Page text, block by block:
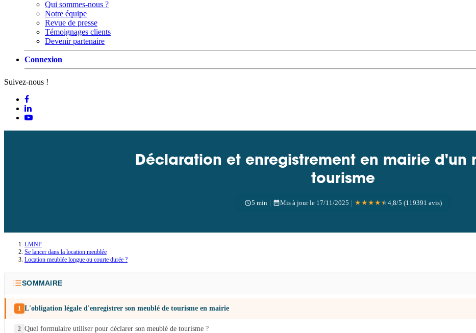
Qui sommes-nous ?
Notre équipe
Revue de presse
Témoignages clients
Devenir partenaire
Connexion
Suivez-nous !
Déclaration et enregistrement en mairie d'un
tourisme
5 min | Mis à jour le 17/11/2025 | ★★★★★4,8/5 (119391 avis)
LMNP
Se lancer dans la location meublée
Location meublée longue ou courte durée ?
SOMMAIRE
L'obligation légale d'enregistrer son meublé de tourisme en mairie
Quel formulaire utiliser pour déclarer son meublé de tourisme ?